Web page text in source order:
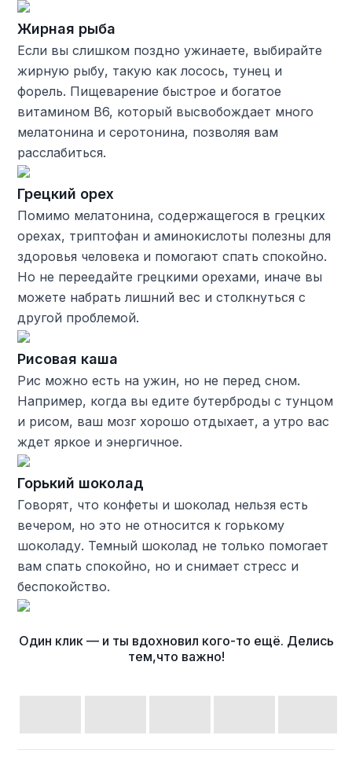
Жирная рыба
Если вы слишком поздно ужинаете, выбирайте
жирную рыбу, такую ​​как лосось, тунец и
форель. Пищеварение быстрое и богатое
витамином B6, который высвобождает много
мелатонина и серотонина, позволяя вам
расслабиться.
Грецкий орех
Помимо мелатонина, содержащегося в грецких
орехах, триптофан и аминокислоты полезны для
здоровья человека и помогают спать спокойно.
Но не переедайте грецкими орехами, иначе вы
можете набрать лишний вес и столкнуться с
другой проблемой.
Рисовая каша
Рис можно есть на ужин, но не перед сном.
Например, когда вы едите бутерброды с тунцом
и рисом, ваш мозг хорошо отдыхает, а утро вас
ждет яркое и энергичное.
Горький шоколад
Говорят, что конфеты и шоколад нельзя есть
вечером, но это не относится к горькому
шоколаду. Темный шоколад не только помогает
вам спать спокойно, но и снимает стресс и
беспокойство.